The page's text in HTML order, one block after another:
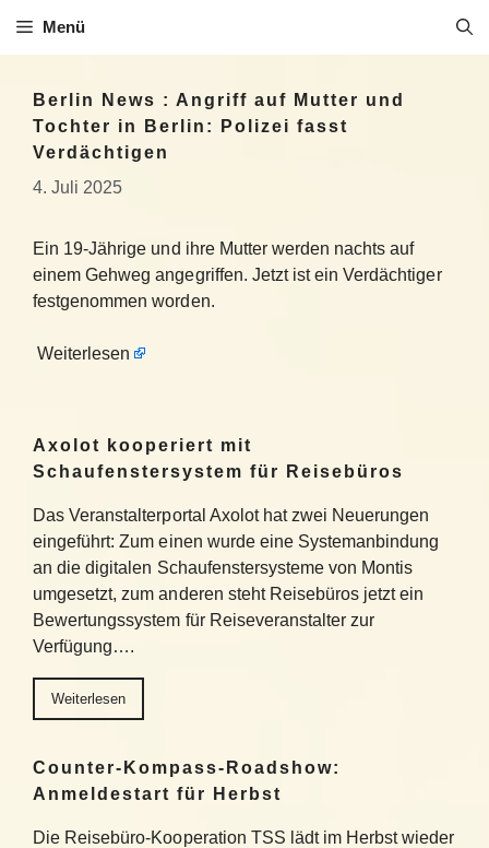
Inhalt
Menü
Berlin News : Angriff auf Mutter und
Tochter in Berlin: Polizei fasst
Verdächtigen
4. Juli 2025
Ein 19-Jährige und ihre Mutter werden nachts auf
einem Gehweg angegriffen. Jetzt ist ein Verdächtiger
festgenommen worden.
Weiterlesen
Axolot kooperiert mit
Schaufenstersystem für Reisebüros
Das Veranstalterportal Axolot hat zwei Neuerungen
eingeführt: Zum einen wurde eine Systemanbindung
an die digitalen Schaufenstersysteme von Montis
umgesetzt, zum anderen steht Reisebüros jetzt ein
Bewertungssystem für Reiseveranstalter zur
Verfügung….
Weiterlesen
Counter-Kompass-Roadshow:
Anmeldestart für Herbst
Die Reisebüro-Kooperation TSS lädt im Herbst wieder